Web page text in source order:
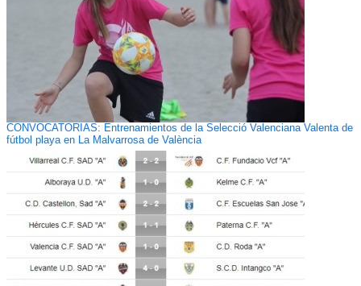
CONVOCATORIAS: Entrenamientos de la Selecció Valenciana Valenta de
fútbol playa en La Malvarrosa de València